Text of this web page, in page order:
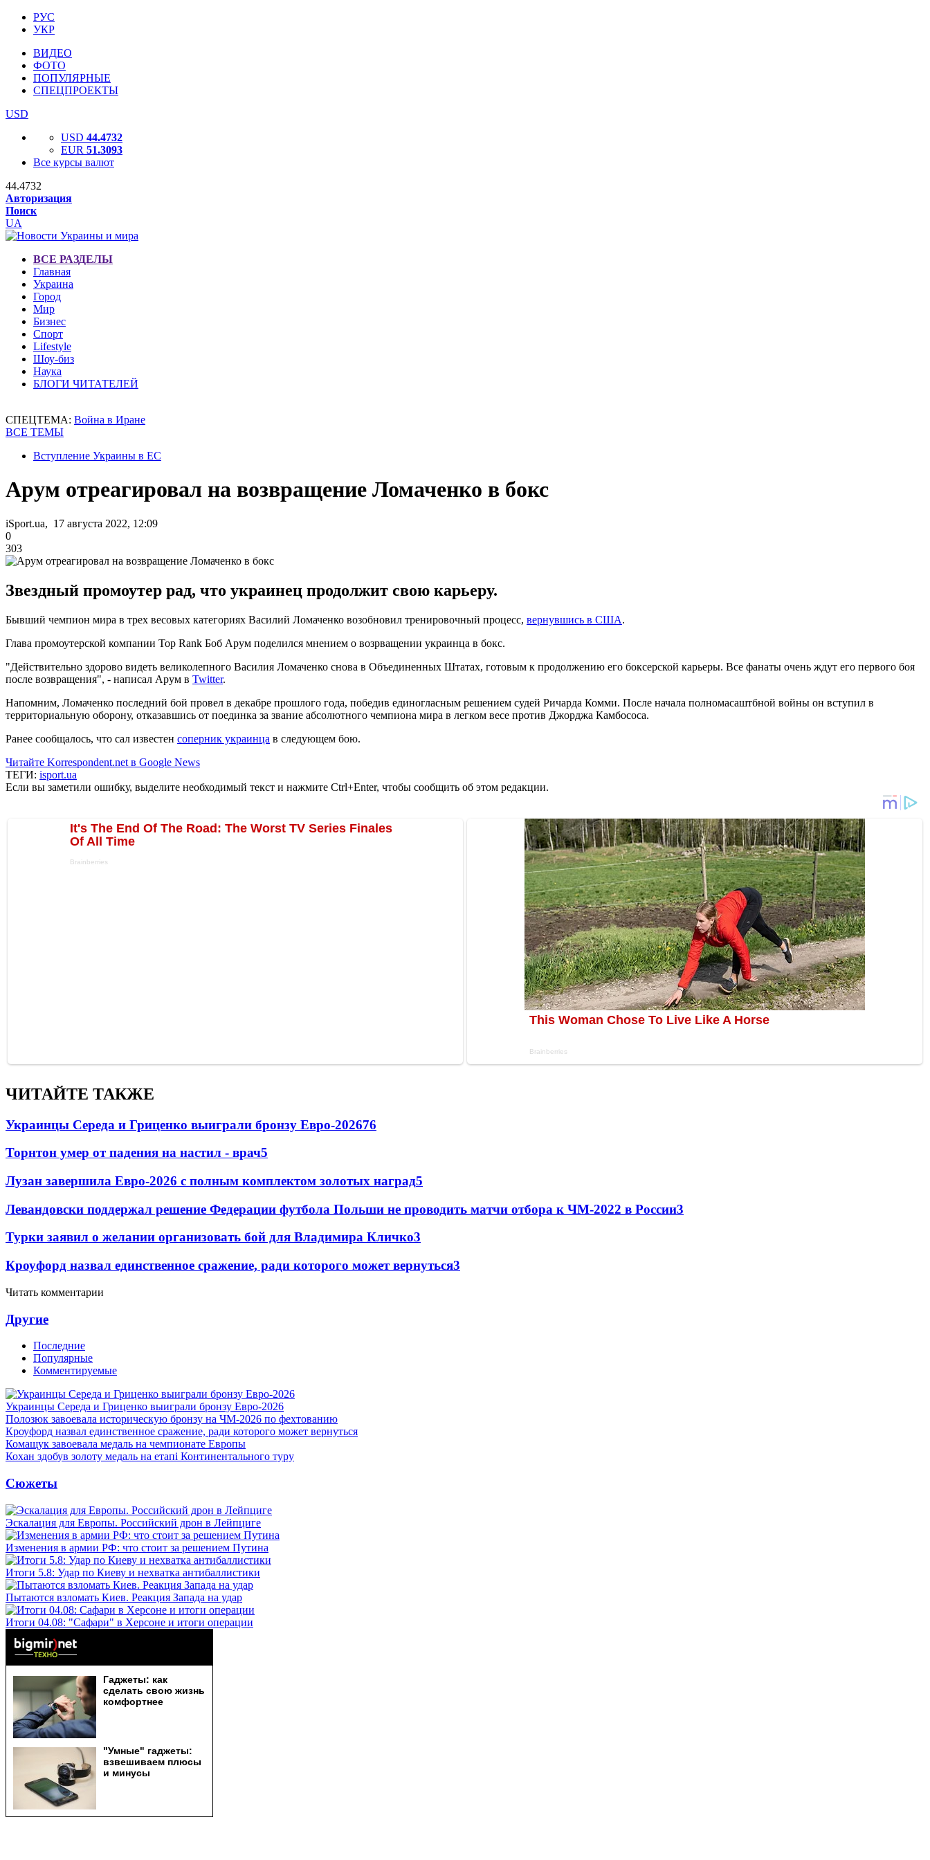
РУС
УКР
ВИДЕО
ФОТО
ПОПУЛЯРНЫЕ
СПЕЦПРОЕКТЫ
USD
USD 44.4732
EUR 51.3093
Все курсы валют
44.4732
Авторизация
Поиск
UA
ВСЕ РАЗДЕЛЫ
Главная
Украина
Город
Мир
Бизнес
Спорт
Lifestyle
Шоу-биз
Наука
БЛОГИ ЧИТАТЕЛЕЙ
СПЕЦТЕМА: Война в Иране
ВСЕ ТЕМЫ
Вступление Украины в ЕС
Арум отреагировал на возвращение Ломаченко в бокс
iSport.ua, 17 августа 2022, 12:09
0
303
Звездный промоутер рад, что украинец продолжит свою карьеру.
Бывший чемпион мира в трех весовых категориях Василий Ломаченко возобновил тренировочный процесс, вернувшись в США.
Глава промоутерской компании Top Rank Боб Арум поделился мнением о возрващении украинца в бокс.
"Действительно здорово видеть великолепного Василия Ломаченко снова в Объединенных Штатах, готовым к продолжению его боксерской карьеры. Все фанаты очень ждут его первого боя
после возвращения", - написал Арум в Twitter.
Напомним, Ломаченко последний бой провел в декабре прошлого года, победив единогласным решением судей Ричарда Комми. После начала полномасаштбной войны он вступил в
территориальную оборону, отказавшись от поединка за звание абсолютного чемпиона мира в легком весе против Джорджа Камбососа.
Ранее сообщалось, что сал известен соперник украинца в следующем бою.
Читайте Korrespondent.net в Google News
ТЕГИ: isport.ua
Если вы заметили ошибку, выделите необходимый текст и нажмите Ctrl+Enter, чтобы сообщить об этом редакции.
ЧИТАЙТЕ ТАКЖЕ
Украинцы Середа и Гриценко выиграли бронзу Евро-202676
Торнтон умер от падения на настил - врач5
Лузан завершила Евро-2026 с полным комплектом золотых наград5
Левандовски поддержал решение Федерации футбола Польши не проводить матчи отбора к ЧМ-2022 в России3
Турки заявил о желании организовать бой для Владимира Кличко3
Кроуфорд назвал единственное сражение, ради которого может вернуться3
Читать комментарии
Другие
Последние
Популярные
Комментируемые
Украинцы Середа и Гриценко выиграли бронзу Евро-2026
Полозюк завоевала историческую бронзу на ЧМ-2026 по фехтованию
Кроуфорд назвал единственное сражение, ради которого может вернуться
Комащук завоевала медаль на чемпионате Европы
Кохан здобув золоту медаль на етапі Континентального туру
Сюжеты
Эскалация для Европы. Российский дрон в Лейпциге
Изменения в армии РФ: что стоит за решением Путина
Итоги 5.8: Удар по Киеву и нехватка антибаллистики
Пытаются взломать Киев. Реакция Запада на удар
Итоги 04.08: "Сафари" в Херсоне и итоги операции